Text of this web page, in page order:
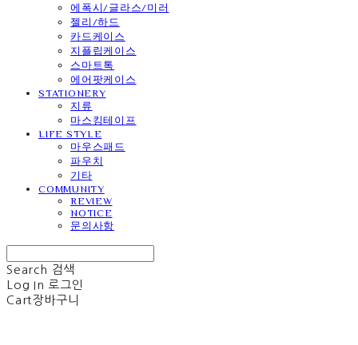
에폭시/글라스/미러
젤리/하드
카드케이스
지플립케이스
스마트톡
에어팟케이스
STATIONERY
지류
마스킹테이프
LIFE STYLE
마우스패드
파우치
기타
COMMUNITY
REVIEW
NOTICE
문의사항
Search 검색
Log In 로그인
Cart장바구니